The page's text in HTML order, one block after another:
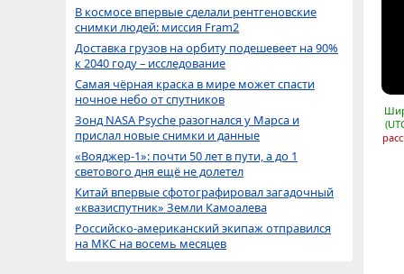
В космосе впервые сделали рентгеновские
снимки людей: миссия Fram2
Доставка грузов на орбиту подешевеет на 90%
к 2040 году – исследование
Самая чёрная краска в мире может спасти
ночное небо от спутников
Зонд NASA Psyche разогнался у Марса и
прислал новые снимки и данные
«Вояджер-1»: почти 50 лет в пути, а до 1
светового дня ещё не долетел
Китай впервые сфотографировал загадочный
«квазиспутник» Земли Камоалева
Российско-американский экипаж отправился
на МКС на восемь месяцев